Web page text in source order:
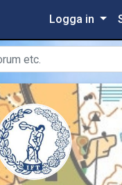
Logga in